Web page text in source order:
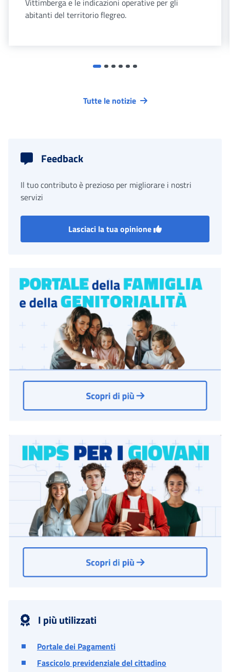
Vittimberga e le indicazioni operative per gli
abitanti del territorio flegreo.
Tutte le notizie
Feedback
Il tuo contributo è prezioso per migliorare i nostri
servizi
Lasciaci la tua opinione
I più utilizzati
Portale dei Pagamenti
Fascicolo previdenziale del cittadino